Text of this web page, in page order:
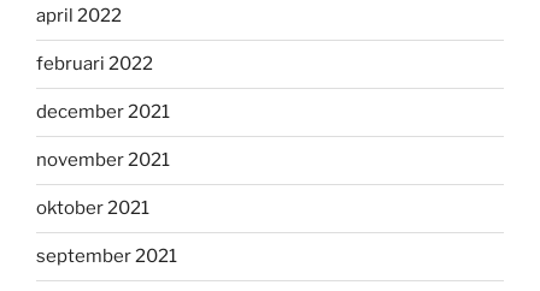
april 2022
februari 2022
december 2021
november 2021
oktober 2021
september 2021